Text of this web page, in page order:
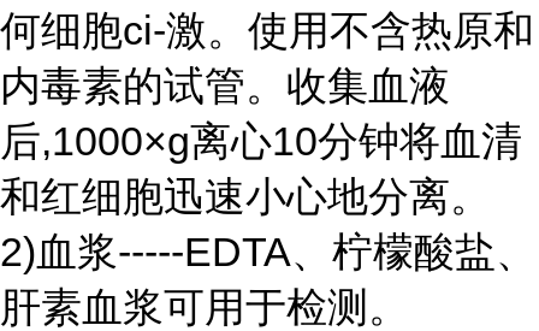
何细胞ci-激。使用不含热原和
内毒素的试管。收集血液
后,1000×g离心10分钟将血清
和红细胞迅速小心地分离。
2)血浆-----EDTA、柠檬酸盐、
肝素血浆可用于检测。